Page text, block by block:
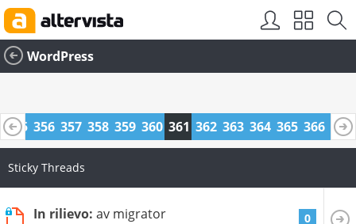
WordPress
355 356 357 358 359 360 361 362 363 364 365 366 367
Sticky Threads
In rilievo: av migrator 0